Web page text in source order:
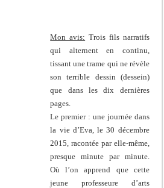
Mon avis: Trois fils narratifs
qui alternent en continu,
tissant une trame qui ne révèle
son terrible dessin (dessein)
que dans les dix dernières
pages.
Le premier : une journée dans
la vie d’Eva, le 30 décembre
2015, racontée par elle-même,
presque minute par minute.
Où l’on apprend que cette
jeune professeure d’arts